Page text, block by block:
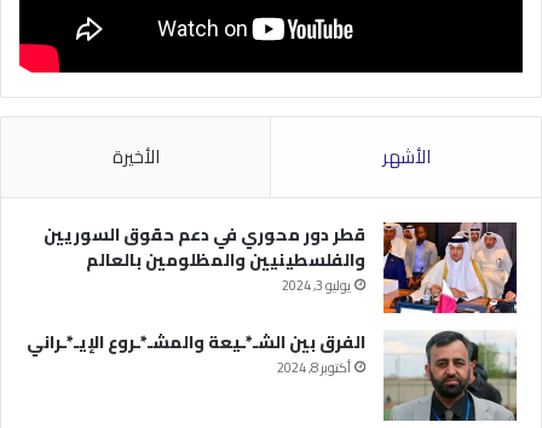
الأشهر الأخيرة
قطر دور محوري في دعم حقوق السوريين
والفلسطينيين والمظلومين بالعالم
يوليو 3, 2024
الفرق بين الشـ*ـيعة والمشـ*ـروع الإيـ*ـراني
أكتوبر 8, 2024